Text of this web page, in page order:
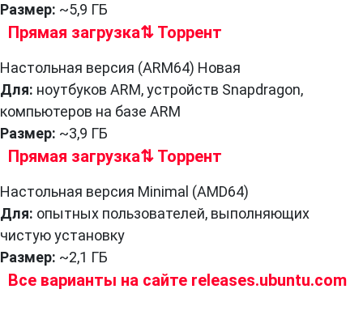
Размер: ~5,9 ГБ
Прямая загрузка⇅ Торрент
Настольная версия (ARM64) Новая
Для: ноутбуков ARM, устройств Snapdragon,
компьютеров на базе ARM
Размер: ~3,9 ГБ
Прямая загрузка⇅ Торрент
Настольная версия Minimal (AMD64)
Для: опытных пользователей, выполняющих
чистую установку
Размер: ~2,1 ГБ
Все варианты на сайте releases.ubuntu.com